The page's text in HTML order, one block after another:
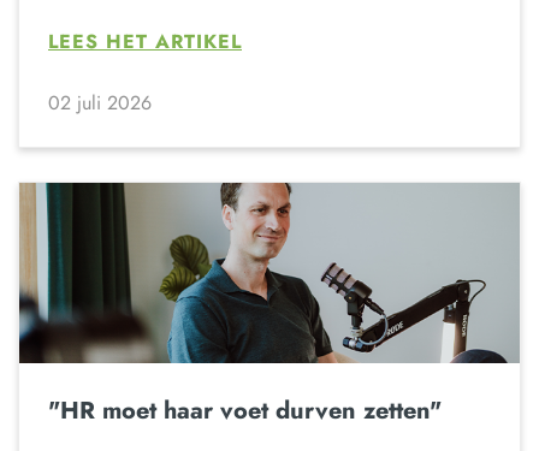
LEES HET ARTIKEL
02 juli 2026
"HR moet haar voet durven zetten"